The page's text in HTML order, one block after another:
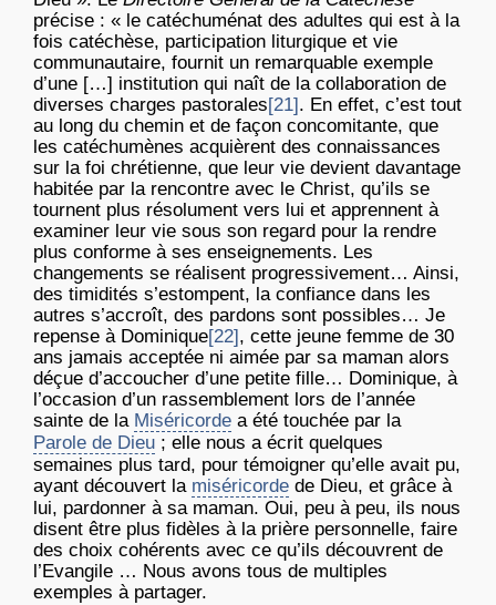
précise : « le catéchuménat des adultes qui est à la
fois catéchèse, participation liturgique et vie
communautaire, fournit un remarquable exemple
d’une […] institution qui naît de la collaboration de
diverses charges pastorales[21] . En effet, c’est tout
au long du chemin et de façon concomitante, que
les catéchumènes acquièrent des connaissances
sur la foi chrétienne, que leur vie devient davantage
habitée par la rencontre avec le Christ, qu’ils se
tournent plus résolument vers lui et apprennent à
examiner leur vie sous son regard pour la rendre
plus conforme à ses enseignements. Les
changements se réalisent progressivement… Ainsi,
des timidités s’estompent, la confiance dans les
autres s’accroît, des pardons sont possibles… Je
repense à Dominique[22] , cette jeune femme de 30
ans jamais acceptée ni aimée par sa maman alors
déçue d’accoucher d’une petite fille… Dominique, à
l’occasion d’un rassemblement lors de l’année
sainte de la Miséricorde a été touchée par la
Parole de Dieu ; elle nous a écrit quelques
semaines plus tard, pour témoigner qu’elle avait pu,
ayant découvert la miséricorde de Dieu, et grâce à
lui, pardonner à sa maman. Oui, peu à peu, ils nous
disent être plus fidèles à la prière personnelle, faire
des choix cohérents avec ce qu’ils découvrent de
l’Evangile … Nous avons tous de multiples
exemples à partager.